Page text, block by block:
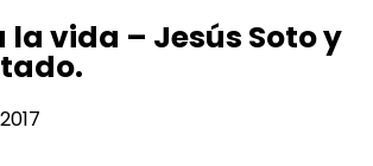
la vida – Jesús Soto y